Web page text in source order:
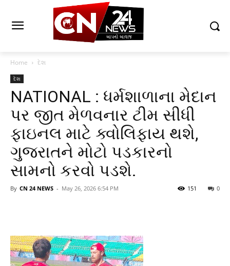
Home દેશ
દેશ
NATIONAL : ધર્મશાળાના મેદાન
પર જીત મેળવનાર ટીમ સીધી
ફાઇનલ માટે ક્વોલિફાય થશે,
ગુજરાતને મોટો પડકારનો
સામનો કરવો પડશે.
By CN 24 NEWS - May 26, 2026 6:54 PM 0
151